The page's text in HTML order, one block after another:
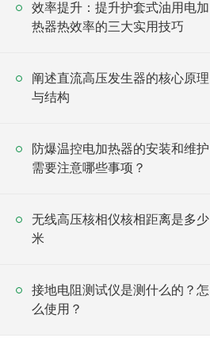
效率提升：提升护套式油用电加
热器热效率的三大实用技巧
阐述直流高压发生器的核心原理
与结构
防爆温控电加热器的安装和维护
需要注意哪些事项？
无线高压核相仪核相距离是多少
米
接地电阻测试仪是测什么的？怎
么使用？